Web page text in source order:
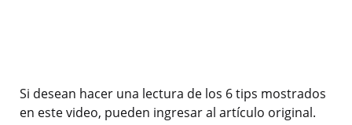
Si desean hacer una lectura de los 6 tips mostrados
en este video, pueden ingresar al artículo original.